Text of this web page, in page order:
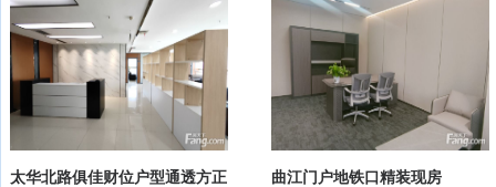
太华北路俱佳财位户型通透方正 曲江门户地铁口精装现房